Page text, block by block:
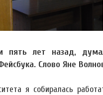
пять лет назад,
Слово Яне
я собиралась